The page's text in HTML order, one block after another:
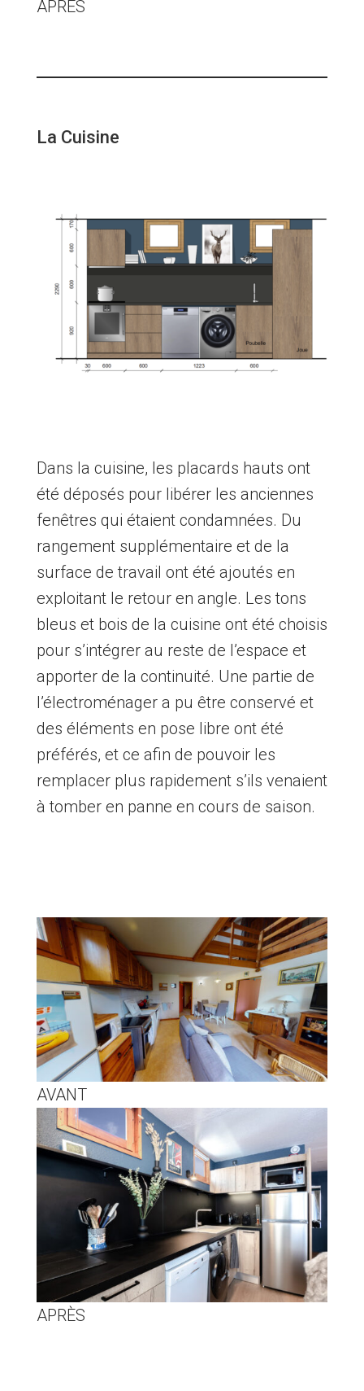
APRÈS
La Cuisine
Dans la cuisine, les placards hauts ont
été déposés pour libérer les anciennes
fenêtres qui étaient condamnées. Du
rangement supplémentaire et de la
surface de travail ont été ajoutés en
exploitant le retour en angle. Les tons
bleus et bois de la cuisine ont été choisis
pour s’intégrer au reste de l’espace et
apporter de la continuité. Une partie de
l’électroménager a pu être conservé et
des éléments en pose libre ont été
préférés, et ce afin de pouvoir les
remplacer plus rapidement s’ils venaient
à tomber en panne en cours de saison.
AVANT
APRÈS